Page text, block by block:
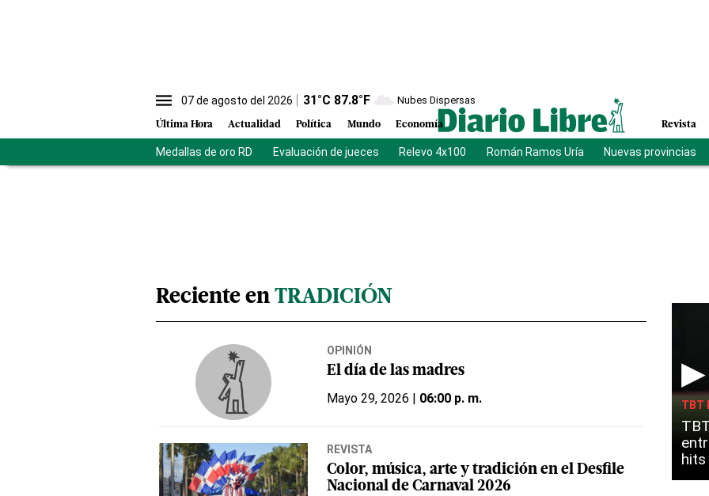
07 de agosto del 2026 31 °C 87.8°F Nubes Dispersas
Última Hora Actualidad Política Mundo Economía Revista
Medallas de oro RD Evaluación de jueces Relevo 4x100 Román Ramos Uría Nuevas provincias
Reciente en TRADICIÓN
OPINIÓN
El día de las madres
Mayo 29, 2026 | 06:00 p. m.
REVISTA
Color, música, arte y tradición en el Desfile
Nacional de Carnaval 2026
▶
TBT
hits